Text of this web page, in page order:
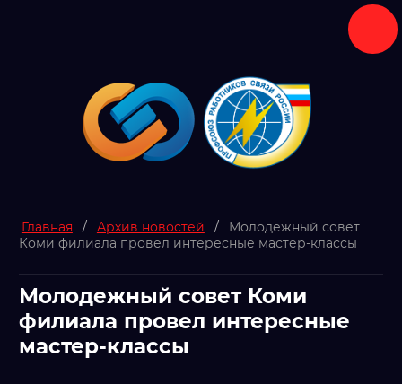
Главная / Архив новостей /
Молодежный совет
Коми филиала провел интересные мастер-классы
Молодежный совет Коми
филиала провел интересные
мастер-классы